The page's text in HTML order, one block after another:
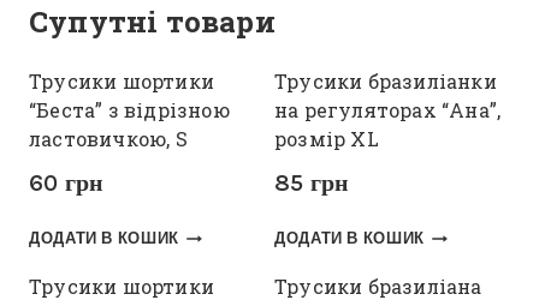
Супутні товари
Трусики шортики
“Беста” з відрізною
ластовичкою, S
60 грн
ДОДАТИ В КОШИК
Трусики бразиліанки
на регуляторах “Ана”,
розмір XL
85 грн
ДОДАТИ В КОШИК
Трусики шортики
Трусики бразиліана